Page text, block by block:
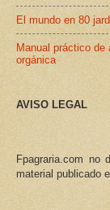
El mundo en 80
Manual práctico de
orgánica
AVISO LEGAL
Fpagraria.com no
material publicado